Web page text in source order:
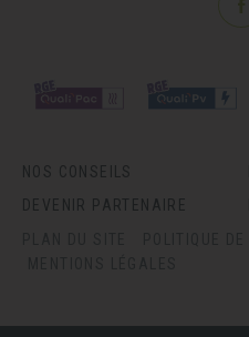
NOS CONSEILS
DEVENIR PARTENAIRE